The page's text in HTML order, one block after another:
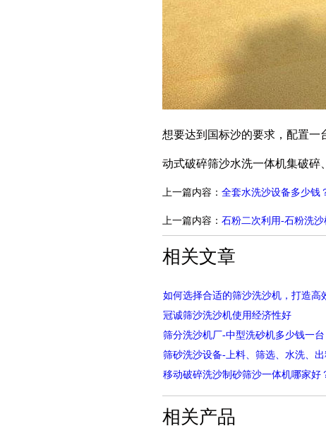
想要达到国标沙的要求，配置一
动式破碎筛沙水洗一体机集破碎
上一篇内容： 全套水洗沙设备多少钱
上一篇内容： 石粉二次利用-石粉洗
相关文章
如何选择合适的筛沙洗沙机，打造高
冠诚筛沙洗沙机使用经济性好
筛分洗沙机厂-中型洗砂机多少钱一台
筛砂洗沙设备-上料、筛选、水洗、
移动破碎洗沙制砂筛沙一体机哪家好
相关产品